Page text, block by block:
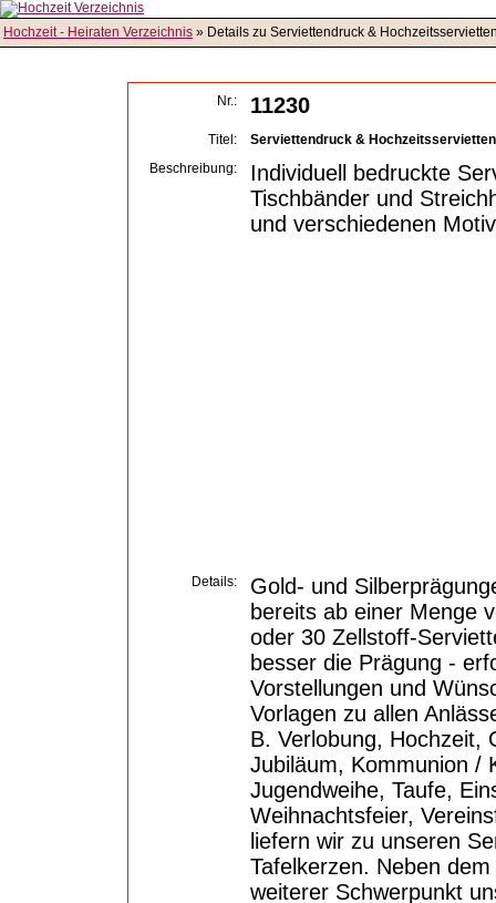
Hochzeit - Heiraten Verzeichnis » Details zu Serviettendruck &
Nr.: 11230
Titel:
Serviettendruck &
Beschreibung:
Individuell bedruckte
Tischbänder und
und verschiedenen
Details:
Gold- und
bereits ab einer Menge
oder 30 Zellstoff-
besser die Prägung -
Vorstellungen und
Vorlagen zu allen
B. Verlobung, Hochzeit,
Jubiläum, Kommunion /
Jugendweihe, Taufe,
Weihnachtsfeier,
liefern wir zu unseren
Tafelkerzen. Neben
weiterer Schwerpunkt